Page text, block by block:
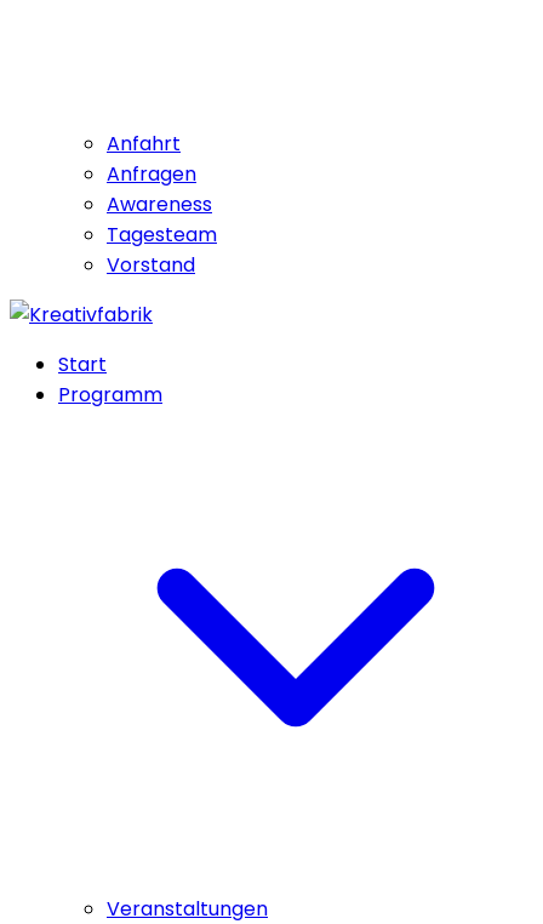
Anfahrt
Anfragen
Awareness
Tagesteam
Vorstand
Start
Programm
Veranstaltungen